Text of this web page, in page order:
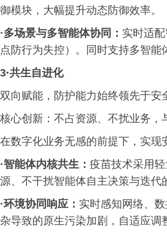
御模块，大幅提升动态防御效率。
·多场景与多智能体协同： 实时适
点防行为失控）。同时支持多智
3·共生自进化
双向赋能，防护能力始终领先于安
核心创新：不占资源、不扰业务
在数字化业务无感的前提下，实
·智能体内核共生： 疫苗技术采用
源、不干扰智能体自主决策与迭代
·环境协同响应： 实时感知网络、
杂导致的原生污染加剧，自适应